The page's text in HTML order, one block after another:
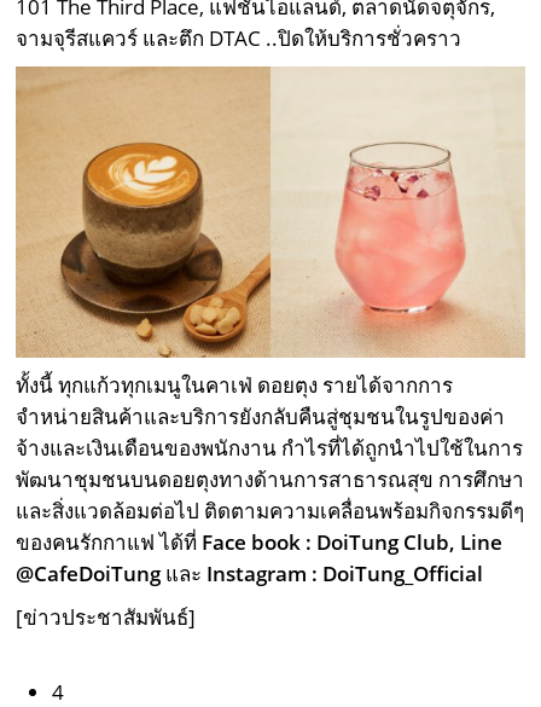
101 The Third Place, แฟชั่นไอแลนด์, ตลาดนัดจตุจักร,
จามจุรีสแควร์ และตึก DTAC ..ปิดให้บริการชั่วคราว
ทั้งนี้ ทุกแก้วทุกเมนูในคาเฟ่ ดอยตุง รายได้จากการ
จำหน่ายสินค้าและบริการยังกลับคืนสู่ชุมชนในรูปของค่า
จ้างและเงินเดือนของพนักงาน กำไรที่ได้ถูกนำไปใช้ในการ
พัฒนาชุมชนบนดอยตุงทางด้านการสาธารณสุข การศึกษา
และสิ่งแวดล้อมต่อไป ติดตามความเคลื่อนพร้อมกิจกรรมดีๆ
ของคนรักกาแฟ ได้ที่ Face book : DoiTung Club, Line
@CafeDoiTungและ Instagram : DoiTung_Official
[ข่าวประชาสัมพันธ์]
4